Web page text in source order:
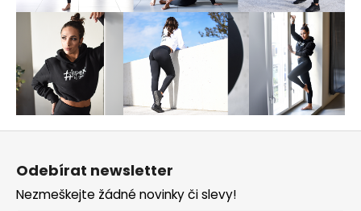
Z
Odebírat newsletter
Nezmeškejte žádné novinky či slevy!